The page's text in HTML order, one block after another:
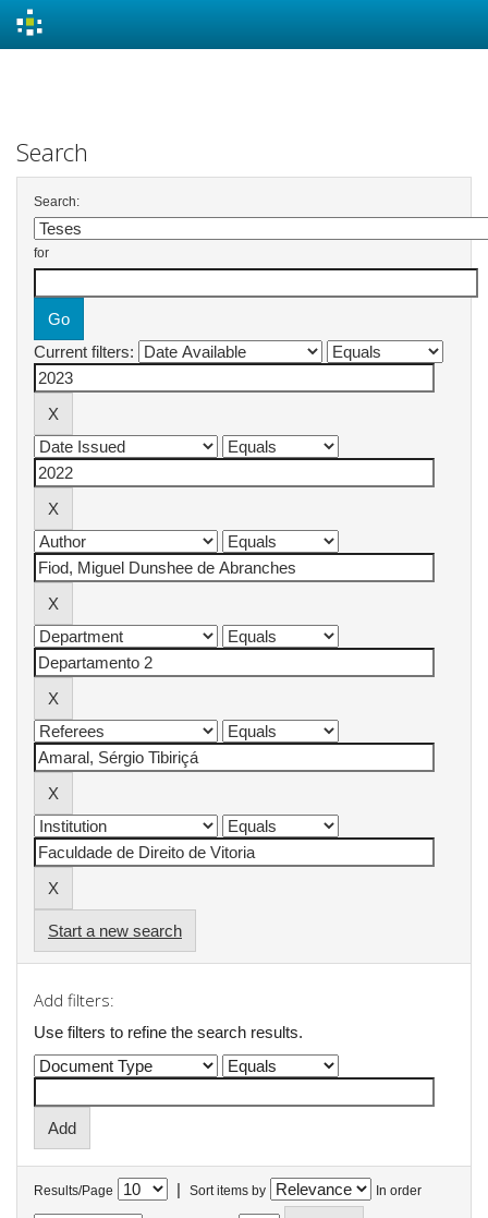
Search
Search:
for
Current filters:
Start a new search
Add filters:
Use filters to refine the search results.
Results/Page | Sort items by In order